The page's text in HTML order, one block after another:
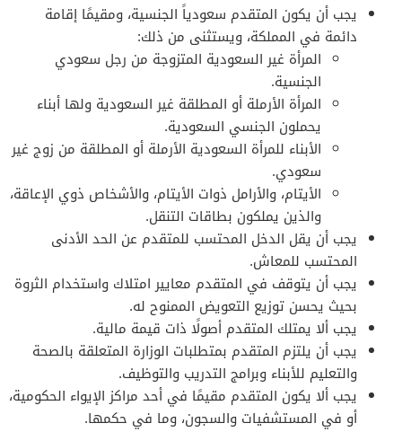
يجب أن يكون المتقدم سعودياً الجنسية، ومقيمًا إقامة
دائمة في المملكة، ويستثنى من ذلك:
المرأة غير السعودية المتزوجة من رجل سعودي
الجنسية.
المرأة الأرملة أو المطلقة غير السعودية ولها أبناء
يحملون الجنسي السعودية.
الأبناء للمرأة السعودية الأرملة أو المطلقة من زوج غير
سعودي.
الأيتام، والأرامل ذوات الأيتام، والأشخاص ذوي الإعاقة،
والذين يملكون بطاقات التنقل.
يجب أن يقل الدخل المحتسب للمتقدم عن الحد الأدنى
المحتسب للمعاش.
يجب أن يتوقف في المتقدم معايير امتلاك واستخدام الثروة
بحيث يحسن توزيع التعويض الممنوح له.
يجب ألا يمتلك المتقدم أصولًا ذات قيمة مالية.
يجب أن يلتزم المتقدم بمتطلبات الوزارة المتعلقة بالصحة
والتعليم للأبناء وبرامج التدريب والتوظيف.
يجب ألا يكون المتقدم مقيمًا في أحد مراكز الإيواء الحكومية،
أو في المستشفيات والسجون، وما في حكمها.